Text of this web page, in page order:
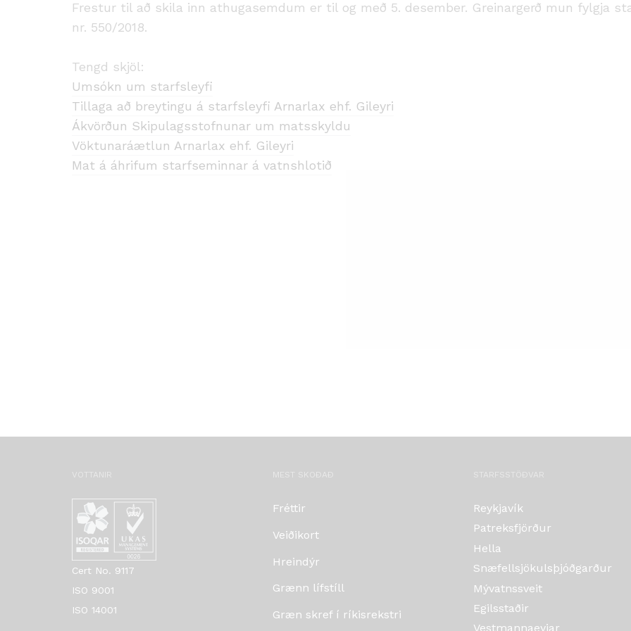
Frestur til að skila inn athugasemdum er til og með 5. desember. Greinargerð mun fylgja
nr. 550/2018.
Tengd skjöl:
Umsókn um starfsleyfi
Tillaga að breytingu á starfsleyfi Arnarlax ehf. Gileyri
Ákvörðun Skipulagsstofnunar um matsskyldu
Vöktunaráætlun Arnarlax ehf. Gileyri
Mat á áhrifum starfseminnar á vatnshlotið
VOTTANIR
Cert No. 9117
ISO 9001
ISO 14001
MEST SKOÐAÐ
Fréttir
Veiðikort
Hreindýr
Grænn lífstíll
Græn skref í ríkisrekstri
STARFSSTÖÐVAR
Reykjavík
Patreksfjörður
Hella
Snæfellsjökulsþjóðgarður
Mývatnssveit
Egilsstaðir
Vestmannaeyjar